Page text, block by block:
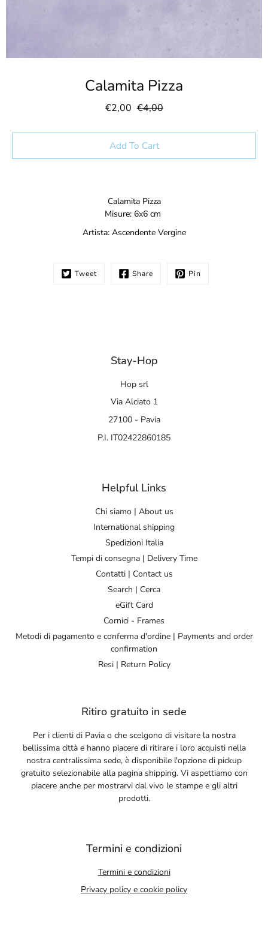
Calamita Pizza
€2,00 €4,00
Add To Cart
Calamita Pizza
Misure: 6x6 cm
Artista: Ascendente Vergine
Tweet Share Pin
Stay-Hop
Hop srl
Via Alciato 1
27100 - Pavia
P.I. IT02422860185
Helpful Links
Chi siamo | About us
International shipping
Spedizioni Italia
Tempi di consegna | Delivery Time
Contatti | Contact us
Search | Cerca
eGift Card
Cornici - Frames
Metodi di pagamento e conferma d'ordine | Payments and order
confirmation
Resi | Return Policy
Ritiro gratuito in sede
Per i clienti di Pavia o che scelgono di visitare la nostra
bellissima città e hanno piacere di ritirare i loro acquisti nella
nostra centralissima sede, è disponibile l'opzione di pickup
gratuito selezionabile alla pagina shipping. Vi aspettiamo con
piacere anche per mostrarvi dal vivo le stampe e gli altri
prodotti.
Termini e condizioni
Termini e condizioni
Privacy policy e cookie policy